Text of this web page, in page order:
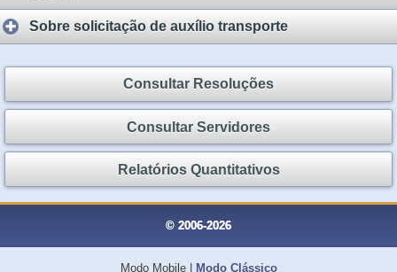
Sobre solicitação de auxílio transporte
Consultar Resoluções
Consultar Servidores
Relatórios Quantitativos
© 2006-2026
Modo Mobile| Modo Clássico